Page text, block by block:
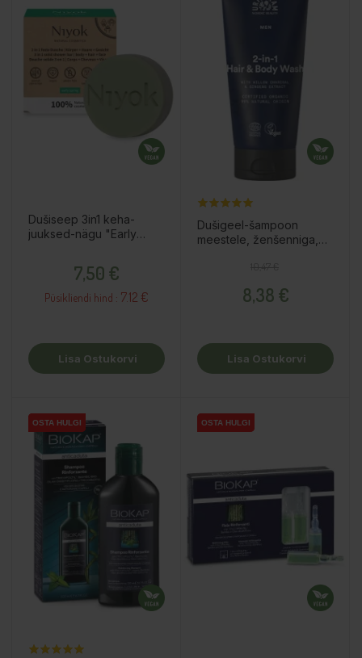
Dušiseep 3in1 keha-
juuksed-nägu "Early
7,50 €
Püsikliendi hind : 7.12 €
Lisa Ostukorvi
Dušigeel-šampoon
meestele, ženšenniga,
8,38 €
Lisa Ostukorvi
OSTA HULGI
OSTA HULGI
OSTA HULGI OSTA HULGI
OSTA HULGI